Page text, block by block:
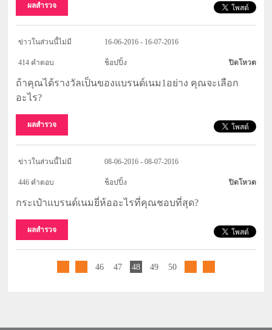
ผลสำรวจ
ข่าวในส่วนนี้ไม่มี 16-06-2016 - 16-07-2016
414 คำตอบ ช็อปปิ้ง ปิดโหวต
ถ้าคุณได้รางวัลเป็นของแบรนด์เนม1อย่าง คุณจะเลือก
อะไร?
ผลสำรวจ
ข่าวในส่วนนี้ไม่มี 08-06-2016 - 08-07-2016
446 คำตอบ ช็อปปิ้ง ปิดโหวต
กระเป๋าแบรนด์เนมยี่ห้ออะไรที่คุณชอบที่สุด?
ผลสำรวจ
46 47 48 49 50